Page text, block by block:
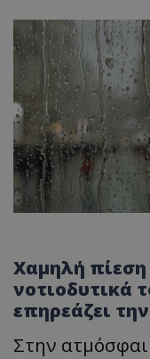
Χαμηλή πίεση
νοτιοδυτικά
επηρεάζει
Στην